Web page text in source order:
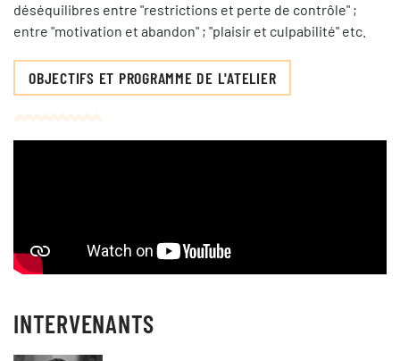
déséquilibres entre "restrictions et perte de contrôle" ;
entre "motivation et abandon" ; "plaisir et culpabilité" etc.
OBJECTIFS ET PROGRAMME DE L'ATELIER
INTERVENANTS